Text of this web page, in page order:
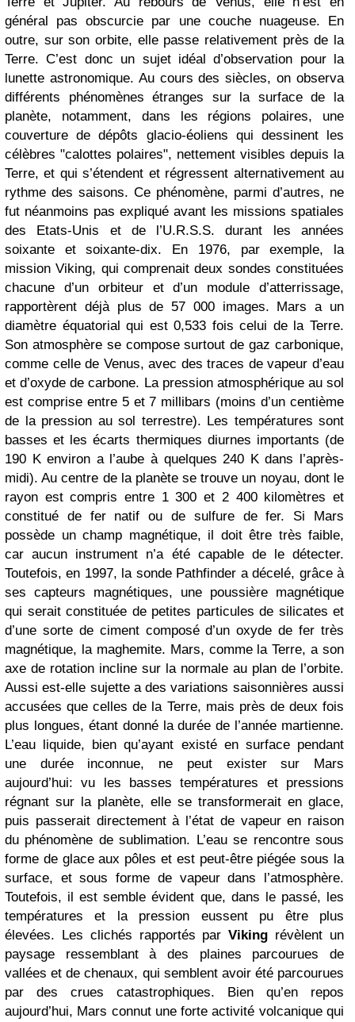
général pas obscurcie par une couche nuageuse. En
outre, sur son orbite, elle passe relativement près de la
Terre. C’est donc un sujet idéal d’observation pour la
lunette astronomique. Au cours des siècles, on observa
différents phénomènes étranges sur la surface de la
planète, notamment, dans les régions polaires, une
couverture de dépôts glacio-éoliens qui dessinent les
célèbres "calottes polaires", nettement visibles depuis la
Terre, et qui s’étendent et régressent alternativement au
rythme des saisons. Ce phénomène, parmi d’autres, ne
fut néanmoins pas expliqué avant les missions spatiales
des Etats-Unis et de l’U.R.S.S. durant les années
soixante et soixante-dix. En 1976, par exemple, la
mission Viking, qui comprenait deux sondes constituées
chacune d’un orbiteur et d’un module d’atterrissage,
rapportèrent déjà plus de 57 000 images. Mars a un
diamètre équatorial qui est 0,533 fois celui de la Terre.
Son atmosphère se compose surtout de gaz carbonique,
comme celle de Venus, avec des traces de vapeur d’eau
et d’oxyde de carbone. La pression atmosphérique au sol
est comprise entre 5 et 7 millibars (moins d’un centième
de la pression au sol terrestre). Les températures sont
basses et les écarts thermiques diurnes importants (de
190 K environ a l’aube à quelques 240 K dans l’après-
midi). Au centre de la planète se trouve un noyau, dont le
rayon est compris entre 1 300 et 2 400 kilomètres et
constitué de fer natif ou de sulfure de fer. Si Mars
possède un champ magnétique, il doit être très faible,
car aucun instrument n’a été capable de le détecter.
Toutefois, en 1997, la sonde Pathfinder a décelé, grâce à
ses capteurs magnétiques, une poussière magnétique
qui serait constituée de petites particules de silicates et
d’une sorte de ciment composé d’un oxyde de fer très
magnétique, la maghemite. Mars, comme la Terre, a son
axe de rotation incline sur la normale au plan de l’orbite.
Aussi est-elle sujette a des variations saisonnières aussi
accusées que celles de la Terre, mais près de deux fois
plus longues, étant donné la durée de l’année martienne.
L’eau liquide, bien qu’ayant existé en surface pendant
une durée inconnue, ne peut exister sur Mars
aujourd’hui: vu les basses températures et pressions
régnant sur la planète, elle se transformerait en glace,
puis passerait directement à l’état de vapeur en raison
du phénomène de sublimation. L’eau se rencontre sous
forme de glace aux pôles et est peut-être piégée sous la
surface, et sous forme de vapeur dans l’atmosphère.
Toutefois, il est semble évident que, dans le passé, les
températures et la pression eussent pu être plus
élevées. Les clichés rapportés parViking révèlent un
paysage ressemblant à des plaines parcourues de
vallées et de chenaux, qui semblent avoir été parcourues
par des crues catastrophiques. Bien qu’en repos
aujourd’hui, Mars connut une forte activité volcanique qui